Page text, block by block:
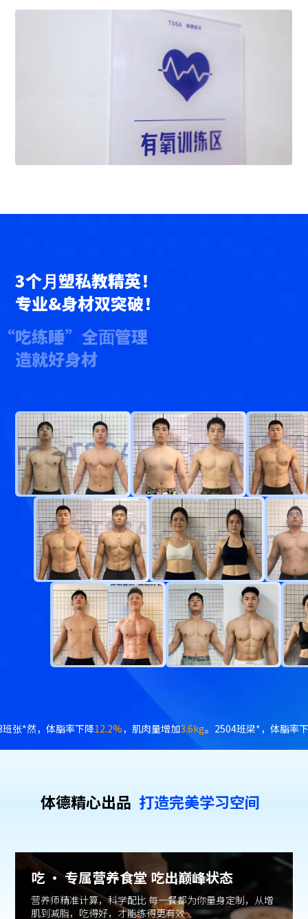
3个⽉塑私教精英！
专业&身材双突破！
吃练睡”全⾯管理
造就好身材
，体重下降8.2kg。2504班陈*易，体脂率下降2.3%，肌肉量增加
体德精⼼出品 打造完美学习空间
吃 · 专属营养食堂 吃出巅峰状态
营养师精准计算，科学配比 每一餐都为你量身定制，从增
肌到减脂，吃得好，才能练得更有效